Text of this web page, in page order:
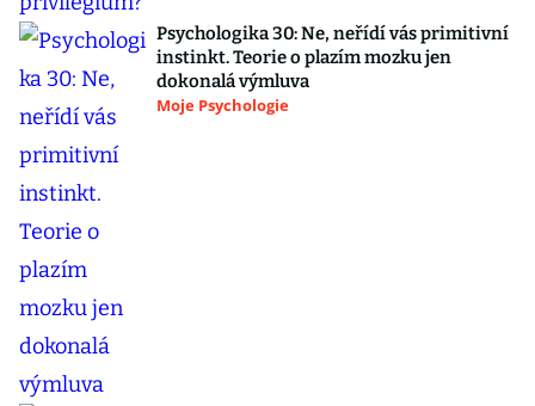
Psychologika 30: Ne, neřídí vás primitivní
instinkt. Teorie o plazím mozku jen
dokonalá výmluva
Moje Psychologie